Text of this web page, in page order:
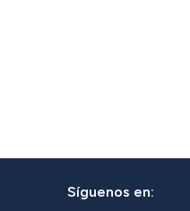
Síguenos en: